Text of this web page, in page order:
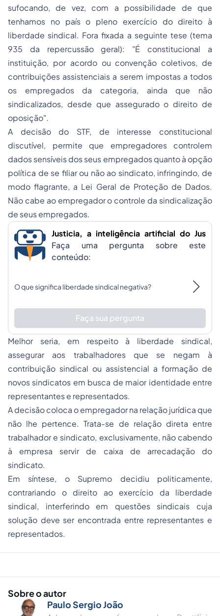
sufocando, de vez, com a possibilidade de que
tenhamos no país o pleno exercício do direito à
liberdade sindical. Fora fixada a seguinte tese (tema
935 da repercussão geral): "É constitucional a
instituição, por acordo ou convenção coletivos, de
contribuições assistenciais a serem impostas a todos
os empregados da categoria, ainda que não
sindicalizados, desde que assegurado o direito de
oposição".
A decisão do STF, de interesse constitucional
discutível, permite que empregadores controlem
dados sensíveis dos seus empregados quanto à opção
política de se filiar ou não ao sindicato, infringindo, de
modo flagrante, a Lei Geral de Proteção de Dados.
Não cabe ao empregador o controle da sindicalização
de seus empregados.
Justicia, a inteligência artificial do Jus
Faça uma pergunta sobre este
conteúdo:
O que significa liberdade sindical negativa?
Faça sua pergunta
Melhor seria, em respeito à liberdade sindical,
assegurar aos trabalhadores que se negam à
contribuição sindical ou assistencial a formação de
novos sindicatos em busca de maior identidade entre
representantes e representados.
A decisão coloca o empregador na relação jurídica que
não lhe pertence. Trata-se de relação direta entre
trabalhador e sindicato, exclusivamente, não cabendo
à empresa servir de caixa de arrecadação do
sindicato.
Em síntese, o Supremo decidiu politicamente,
contrariando o direito ao exercício da liberdade
sindical, interferindo em questões sindicais cuja
solução deve ser encontrada entre representantes e
representados.
Sobre o autor
Paulo Sergio João